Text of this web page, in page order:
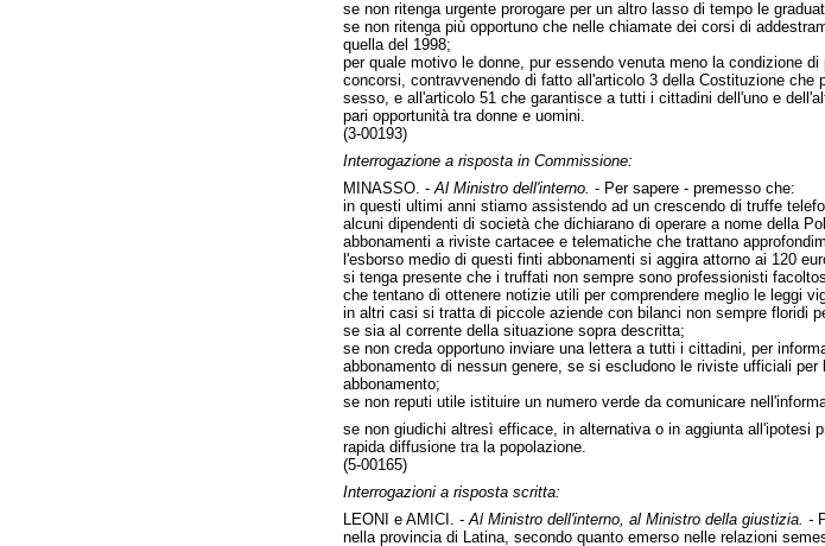
se non ritenga urgente prorogare per un altro lasso di tempo le
se non ritenga più opportuno che nelle chiamate dei corsi di
quella del 1998;
per quale motivo le donne, pur essendo venuta meno la condizione
concorsi, contravvenendo di fatto all'articolo 3 della Costituzione
sesso, e all'articolo 51 che garantisce a tutti i cittadini dell'uno e
pari opportunità tra donne e uomini.
(3-00193)
Interrogazione a risposta in Commissione:
MINASSO. - Al Ministro dell'interno. - Per sapere - premesso che:
in questi ultimi anni stiamo assistendo ad un crescendo di truffe
alcuni dipendenti di società che dichiarano di operare a nome della
abbonamenti a riviste cartacee e telematiche che trattano
l'esborso medio di questi finti abbonamenti si aggira attorno ai 120
si tenga presente che i truffati non sempre sono professionisti
che tentano di ottenere notizie utili per comprendere meglio le leggi
in altri casi si tratta di piccole aziende con bilanci non sempre floridi
se sia al corrente della situazione sopra descritta;
se non creda opportuno inviare una lettera a tutti i cittadini, per
abbonamento di nessun genere, se si escludono le riviste ufficiali
abbonamento;
se non reputi utile istituire un numero verde da comunicare
se non giudichi altresì efficace, in alternativa o in aggiunta all'ipotesi
rapida diffusione tra la popolazione.
(5-00165)
Interrogazioni a risposta scritta:
LEONI e AMICI. - Al Ministro dell'interno, al Ministro della giustizia. -
nella provincia di Latina, secondo quanto emerso nelle relazioni